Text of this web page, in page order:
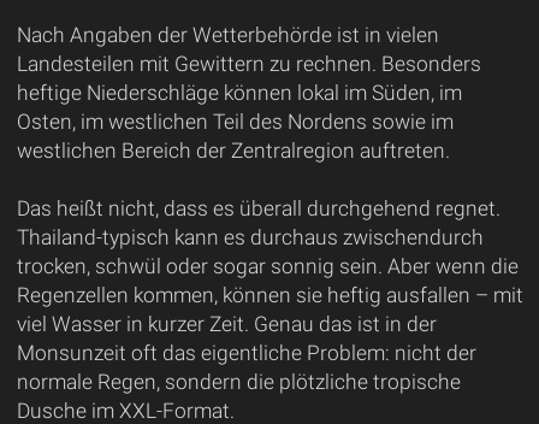
Nach Angaben der Wetterbehörde ist in vielen
Landesteilen mit Gewittern zu rechnen. Besonders
heftige Niederschläge können lokal im Süden, im
Osten, im westlichen Teil des Nordens sowie im
westlichen Bereich der Zentralregion auftreten.
Das heißt nicht, dass es überall durchgehend regnet.
Thailand-typisch kann es durchaus zwischendurch
trocken, schwül oder sogar sonnig sein. Aber wenn die
Regenzellen kommen, können sie heftig ausfallen – mit
viel Wasser in kurzer Zeit. Genau das ist in der
Monsunzeit oft das eigentliche Problem: nicht der
normale Regen, sondern die plötzliche tropische
Dusche im XXL-Format.